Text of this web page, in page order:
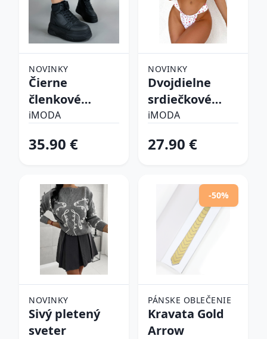
NOVINKY
Čierne
členkové
zateplené
iMODA
35.90 €
NOVINKY
Dvojdielne
srdiečkové
plavky
iMODA
27.90 €
NOVINKY
Sivý pletený
sveter
-50%
PÁNSKE OBLEČENIE
Kravata Gold
Arrow